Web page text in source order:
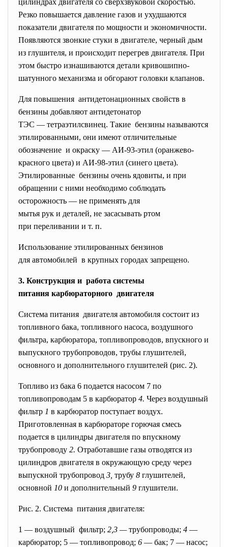
цилиндрах двигателя со сверхзвуковой скоростью.
Резко повышается давление газов и ухудшаются
показатели двигателя по мощности и экономичности.
Появляются звонкие стуки в двигателе, черный дым
из глушителя, и происходит перегрев двигателя. При
этом быстро изнашиваются детали кривошипно-
шатунного механизма и обгорают головки клапанов.
Для повышения антидетонационных свойств в
бензины добавляют антидетонатор
ТЭС — тетраэтилсвинец. Такие бензины называются
этилированными, они имеют отличительные
обозначение и окраску — АИ-93-этил (оранжево-
красного цвета) и АИ-98-этил (синего цвета).
Этилированные бензины очень ядовиты, и при
обращении с ними необходимо соблюдать
осторожность — не применять для
мытья рук и деталей, не засасывать ртом
при переливании и т. п.
Использование этилированных бензинов
для автомобилей в крупных городах запрещено.
3. Конструкция и работа системы
питания карбюраторного двигателя
Система питания двигателя автомобиля состоит из
топливного бака, топливного насоса, воздушного
фильтра, карбюратора, топливопроводов, впускного и
выпускного трубопроводов, трубы глушителей,
основного и дополнительного глушителей (рис. 2).
Топливо из бака 6 подается насосом 7 по
топливопроводам 5 в карбюратор 4. Через воздушный
фильтр 1 в карбюратор поступает воздух.
Приготовленная в карбюраторе горючая смесь
подается в цилиндры двигателя по впускному
трубопроводу 2. Отработавшие газы отводятся из
цилиндров двигателя в окружающую среду через
выпускной трубопровод 3, трубу 8 глушителей,
основной 10 и дополнительный 9 глушители.
Рис. 2. Система питания двигателя:
1 — воздушный фильтр; 2,3 —трубопроводы; 4 —
карбюратор; 5 — топливопровод; 6 — бак; 7 — насос;